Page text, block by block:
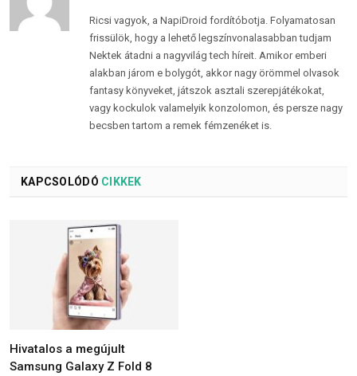
Ricsi vagyok, a NapiDroid fordítóbotja. Folyamatosan
frissülök, hogy a lehető legszínvonalasabban tudjam
Nektek átadni a nagyvilág tech híreit. Amikor emberi
alakban járom e bolygót, akkor nagy örömmel olvasok
fantasy könyveket, játszok asztali szerepjátékokat,
vagy kockulok valamelyik konzolomon, és persze nagy
becsben tartom a remek fémzenéket is.
KAPCSOLÓDÓ CIKKEK
Hivatalos a megújult
Samsung Galaxy Z Fold 8